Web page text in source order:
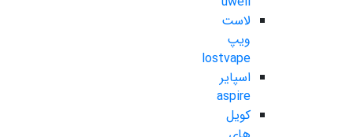
لاست
ویپ
lostvape
اسپایر
aspire
کویل